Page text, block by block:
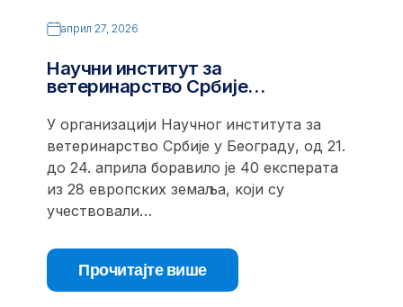
април 27, 2026
Научни институт за
ветеринарство Србије…
У организацији Научног института за
ветеринарство Србије у Београду, од 21.
до 24. априла боравило је 40 експерата
из 28 европских земаља, који су
учествовали…
Прочитајте више